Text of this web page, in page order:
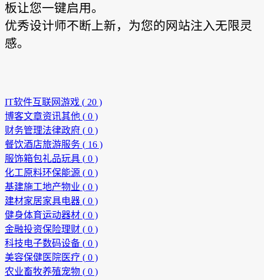
板让您一键启用。
优秀设计师不断上新，为您的网站注入无限灵
感。
IT软件互联网游戏 ( 20 )
博客文章资讯其他 ( 0 )
财务管理法律政府 ( 0 )
餐饮酒店旅游服务 ( 16 )
服饰箱包礼品玩具 ( 0 )
化工原料环保能源 ( 0 )
基建施工地产物业 ( 0 )
建材家居家具电器 ( 0 )
健身体育运动器材 ( 0 )
金融投资保险理财 ( 0 )
科技电子数码设备 ( 0 )
美容保健医院医疗 ( 0 )
农业畜牧养殖宠物 ( 0 )